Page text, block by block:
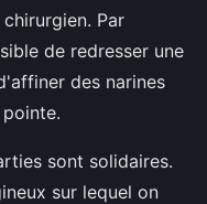
Par
de redresser une
des narines
sont solidaires.
sur lequel on